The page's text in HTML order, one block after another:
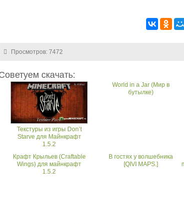
Просмотров: 7472
скачать:
Текстуры из игры Don’t
Starve для Майнкрафт
1.5.2
World in a Jar (Мир в
бутылке)
Крафт Крыльев (Craftable
Wings) для майнкрафт
1.5.2
В гостях у волшебника
[QIVI MAPS.]